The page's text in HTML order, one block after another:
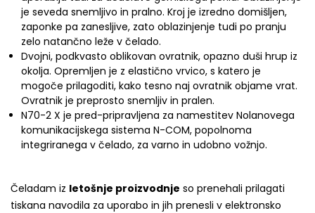
je seveda snemljivo in pralno. Kroj je izredno domišljen,
zaponke pa zanesljive, zato oblazinjenje tudi po pranju
zelo natančno leže v čelado.
Dvojni, podkvasto oblikovan ovratnik, opazno duši hrup iz
okolja. Opremljen je z elastično vrvico, s katero je
mogoče prilagoditi, kako tesno naj ovratnik objame vrat.
Ovratnik je preprosto snemljiv in pralen.
N70-2 X je pred-pripravljena za namestitev Nolanovega
komunikacijskega sistema N-COM, popolnoma
integriranega v čelado, za varno in udobno vožnjo.
Čeladam iz letošnje proizvodnje so prenehali prilagati
tiskana navodila za uporabo in jih prenesli v elektronsko